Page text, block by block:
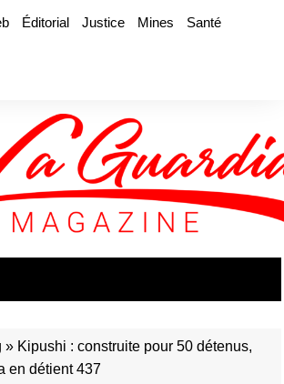
Éditorial Justice Mines
Santé
» Kipushi : construite pour 50 détenus,
en détient 437